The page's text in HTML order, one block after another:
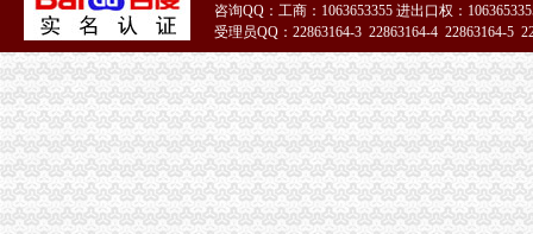
全市重庆分公司注销掀起地理标志申报注册新高潮
市重庆公司注销消处到渝中区检查限塑工作及诚信市场创建活动开展况
秀山局重庆税务注销三项措施积做好户籍制度改革宣工作
涪陵局立足“六个联系”重庆公司注销扎实开展“一讲二评三公示”活动
工商干校多措并举确保微型企业创业培训取得成效
工商干校组织召开全市重庆分公司注销微型企业创业培训教师及班主任联席会议
市重庆公司注销局举行2010年退役士招录
监察室支部激励纪检监察干部争当“五型”重庆税务注销干部
外资处支部召开民主生活会扎实推进“一讲二评三公示”重庆公司注销活动
咨询QQ：工商：1063653355 进出口权：
受理员QQ：22863164-3 22863164-4 22863164-5